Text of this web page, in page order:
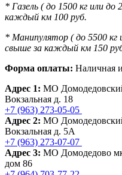
* Газель ( до 1500 кг или
каждый км 100 руб.
* Манипулятор ( до 5500 кг
свыше за каждый км 150
Форма оплаты: Наличная
Адрес 1: МО
Вокзальная д. 18
+7 (963) 273-05-05
Адрес 2: МО
Вокзальная д. 5А
+7 (963) 273-07-07
Адрес 3: МО Домодедово
дом 86